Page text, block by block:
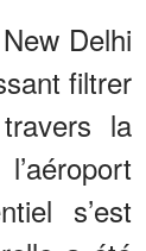
Delhi
filtrer
la
s’est